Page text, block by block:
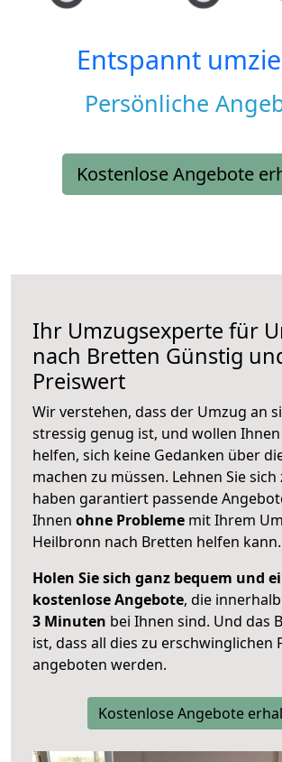
Entspannt
Persönliche
Kostenlose Angebote
Ihr Umzugsexperte für
nach Bretten Günstig
Preiswert
Wir verstehen, dass der Umzug an
stressig genug ist, und wollen
helfen, sich keine Gedanken über
machen zu müssen. Lehnen Sie
haben garantiert passende
Ihnen ohne Probleme mit Ihrem
Heilbronn nach Bretten helfen kann.
Holen Sie sich ganz bequem und
kostenlose Angebote, die
3 Minuten bei Ihnen sind. Und das
ist, dass all dies zu erschwinglichen
angeboten werden.
Kostenlose Angebote